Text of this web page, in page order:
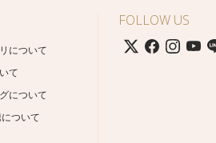
について
て
について
ついて
FOLLOW US